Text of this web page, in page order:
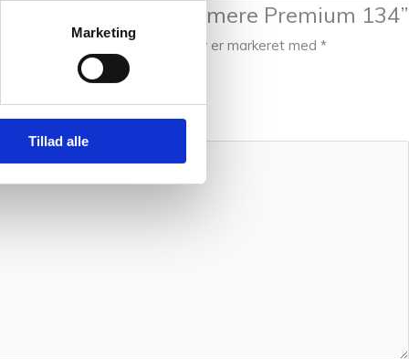
Marketing
Tillad alle
at anmelde “Cashmere Premium 134”
Krævede felter er markeret med *